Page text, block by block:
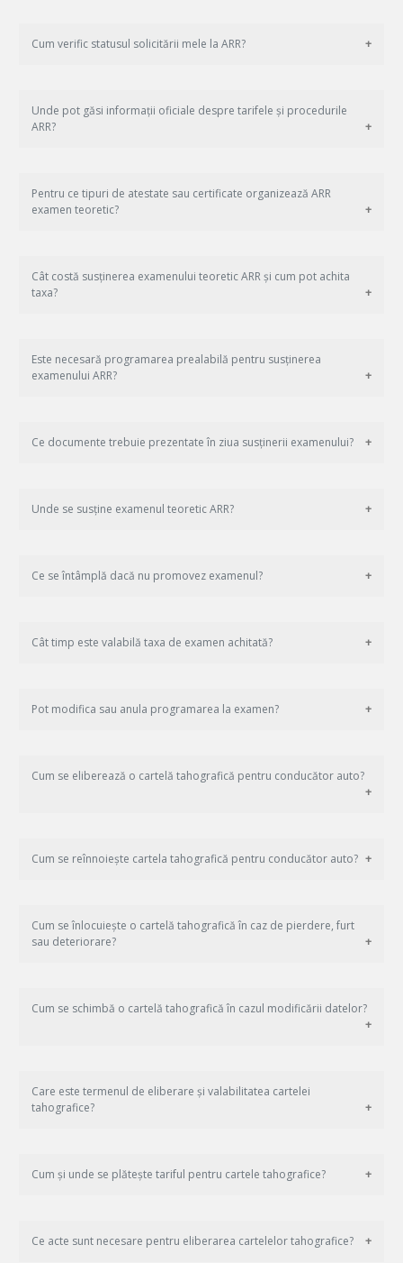
Cum verific statusul solicitării mele la ARR?
Unde pot găsi informații oficiale despre tarifele și procedurile
ARR?
Pentru ce tipuri de atestate sau certificate organizează ARR
examen teoretic?
Cât costă susținerea examenului teoretic ARR și cum pot achita
taxa?
Este necesară programarea prealabilă pentru susținerea
examenului ARR?
Ce documente trebuie prezentate în ziua susținerii examenului?
Unde se susține examenul teoretic ARR?
Ce se întâmplă dacă nu promovez examenul?
Cât timp este valabilă taxa de examen achitată?
Pot modifica sau anula programarea la examen?
Cum se eliberează o cartelă tahografică pentru conducător auto?
Cum se reînnoiește cartela tahografică pentru conducător auto?
Cum se înlocuiește o cartelă tahografică în caz de pierdere, furt
sau deteriorare?
Cum se schimbă o cartelă tahografică în cazul modificării datelor?
Care este termenul de eliberare și valabilitatea cartelei
tahografice?
Cum și unde se plătește tariful pentru cartele tahografice?
Ce acte sunt necesare pentru eliberarea cartelelor tahografice?